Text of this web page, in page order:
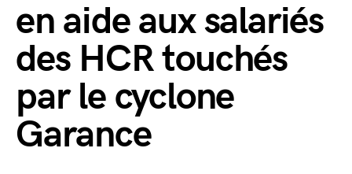
en aide aux salariés
des HCR touchés
par le cyclone
Garance